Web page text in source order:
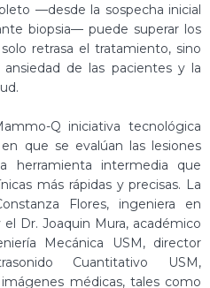
—desde la sospecha inicial
biopsia— puede superar los
retrasa el tratamiento, sino
de las pacientes y la
Q iniciativa tecnológica
que se evalúan las lesiones
herramienta intermedia que
más rápidas y precisas. La
Flores, ingeniera en
Dr. Joaquin Mura, académico
Mecánica USM, director
Cuantitativo USM,
médicas, tales como